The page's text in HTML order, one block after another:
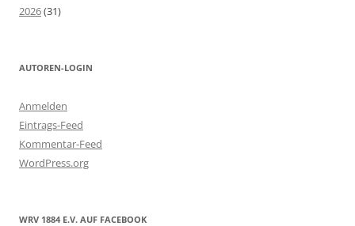
2026(31)
AUTOREN-LOGIN
Anmelden
Eintrags-Feed
Kommentar-Feed
WordPress.org
WRV 1884 E.V. AUF FACEBOOK